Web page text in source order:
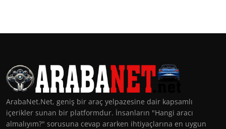
ArabaNet.Net, geniş bir araç yelpazesine dair kapsamlı
içerikler sunan bir platformdur. İnsanların "Hangi aracı
almalıyım?" sorusuna cevap ararken ihtiyaçlarına en uygun